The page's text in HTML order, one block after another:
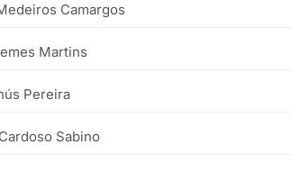
Camargos
Martins
Pereira
Sabino